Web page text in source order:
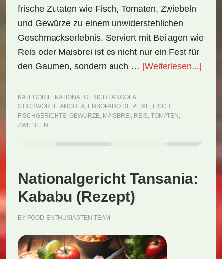
frische Zutaten wie Fisch, Tomaten, Zwiebeln
und Gewürze zu einem unwiderstehlichen
Geschmackserlebnis. Serviert mit Beilagen wie
Reis oder Maisbrei ist es nicht nur ein Fest für
den Gaumen, sondern auch … [Weiterlesen...]
KATEGORIE: NATIONALGERICHT ANGOLA
STICHWORTE: ANGOLA, ENSOPADO DE PEIXE, FISCH ,
FISCHGERICHTE, GEWÜRZE, MAISBREI , REIS, TOMATEN ,
ZWIEBELN
Nationalgericht Tansania:
Kababu (Rezept)
BY FOOD-ENTHUSIASTEN TEAM